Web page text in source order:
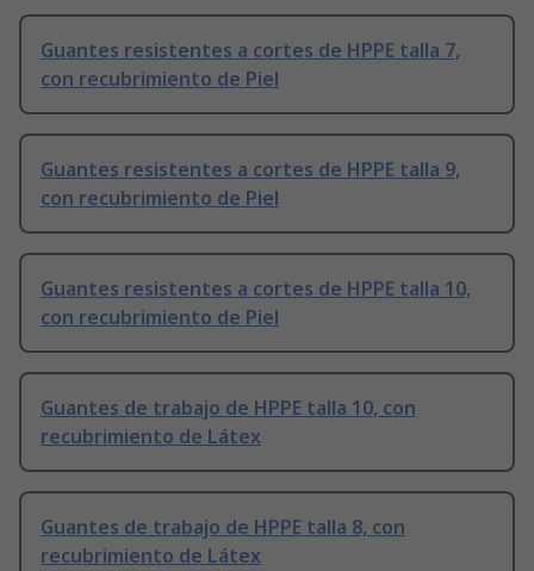
Guantes resistentes a cortes de HPPE talla 7,
con recubrimiento de Piel
Guantes resistentes a cortes de HPPE talla 9,
con recubrimiento de Piel
Guantes resistentes a cortes de HPPE talla 10,
con recubrimiento de Piel
Guantes de trabajo de HPPE talla 10, con
recubrimiento de Látex
Guantes de trabajo de HPPE talla 8, con
recubrimiento de Látex